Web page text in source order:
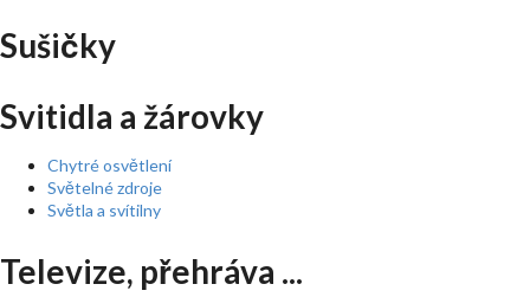
Sušičky
Svitidla a žárovky
Chytré osvětlení
Světelné zdroje
Světla a svítilny
Televize, přehráva ...